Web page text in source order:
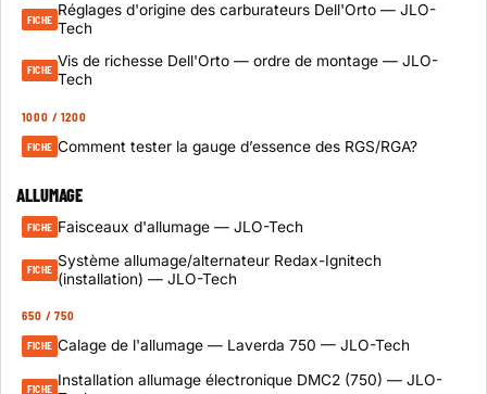
FICHE
Réglages d'origine des carburateurs Dell'Orto — JLO-
Tech
FICHE
Vis de richesse Dell'Orto — ordre de montage — JLO-
Tech
1000 / 1200
FICHE Comment tester la gauge d’essence des RGS/RGA?
ALLUMAGE
FICHE Faisceaux d'allumage — JLO-Tech
FICHE
Système allumage/alternateur Redax-Ignitech
(installation) — JLO-Tech
650 / 750
FICHE Calage de l'allumage — Laverda 750 — JLO-Tech
FICHE
Installation allumage électronique DMC2 (750) — JLO-